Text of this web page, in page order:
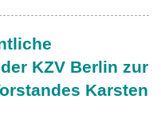
KZV Berlin zur
Karsten